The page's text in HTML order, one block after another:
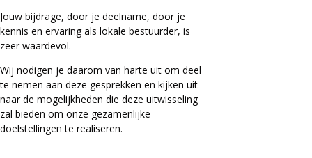
Jouw bijdrage, door je deelname, door je
kennis en ervaring als lokale bestuurder, is
zeer waardevol.
Wij nodigen je daarom van harte uit om deel
te nemen aan deze gesprekken en kijken uit
naar de mogelijkheden die deze uitwisseling
zal bieden om onze gezamenlijke
doelstellingen te realiseren.